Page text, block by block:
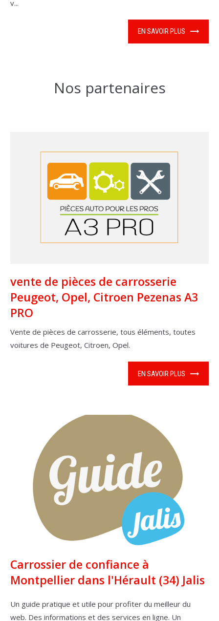
v...
EN SAVOIR PLUS
Nos partenaires
vente de pièces de carrosserie
Peugeot, Opel, Citroen Pezenas A3
PRO
Vente de pièces de carrosserie, tous éléments, toutes
voitures de Peugeot, Citroen, Opel.
EN SAVOIR PLUS
Carrossier de confiance à
Montpellier dans l'Hérault (34) Jalis
Un guide pratique et utile pour profiter du meilleur du
web. Des informations et des services en ligne. Un